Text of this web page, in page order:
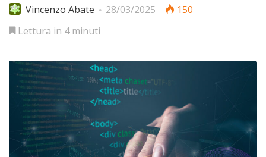
Vincenzo Abate 28/03/2025
150
Lettura in 4 minuti